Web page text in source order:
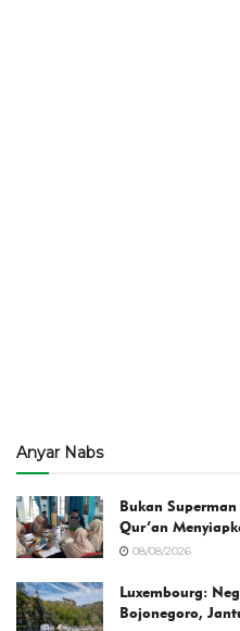
Anyar Nabs
Bukan
Qur’an
08/08/2026
Luxembourg:
Bojonegoro,